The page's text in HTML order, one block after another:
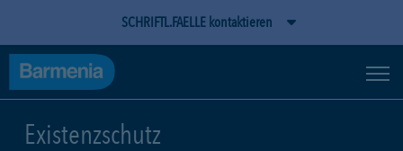
SCHRIFTL.FAELLE kontaktieren
Existenzschutz